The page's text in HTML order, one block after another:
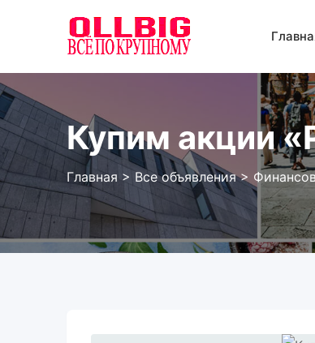
содержанию
Купим акции
Главная > Все объявления>